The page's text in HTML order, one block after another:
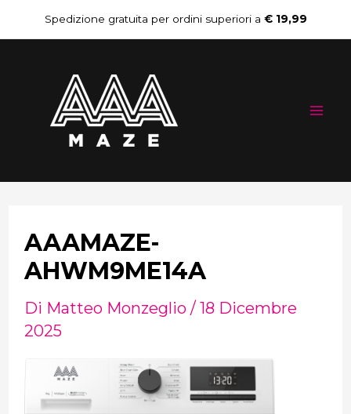
al
contenuto
Spedizione gratuita per ordini superiori a € 19,99
AAAMAZE-
AHWM9ME14A
Di Matteo Monzeglio / 18 Dicembre
2025
Navigazione
articoli